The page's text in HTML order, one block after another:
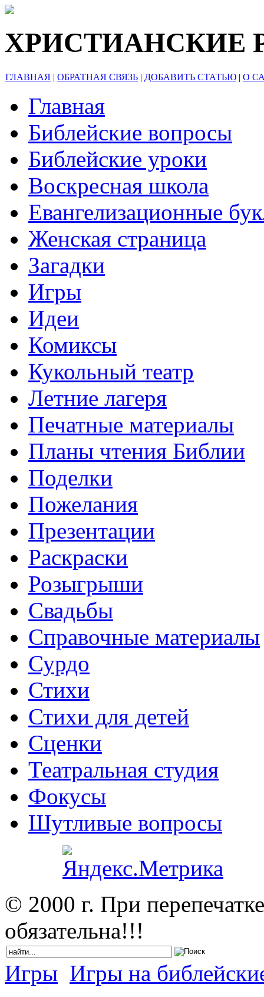
ХРИСТИАНСКИЕ
ГЛАВНАЯ | ОБРАТНАЯ СВЯЗЬ | ДОБАВИТЬ СТАТЬЮ | О
Главная
Библейские вопросы
Библейские уроки
Воскресная школа
Евангелизационные
Женская страница
Загадки
Игры
Идеи
Комиксы
Кукольный театр
Летние лагеря
Печатные материалы
Планы чтения Библии
Поделки
Пожелания
Презентации
Раскраски
Розыгрыши
Свадьбы
Справочные материалы
Сурдо
Стихи
Стихи для детей
Сценки
Театральная студия
Фокусы
Шутливые вопросы
© 2000 г. При
обязательна!!!
Игры Игры на